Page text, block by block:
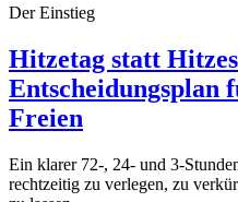
Der Einstieg
Hitzetag statt
Entscheidungsplan
Freien
Ein klarer 72-, 24- und 3-
rechtzeitig zu verlegen, zu